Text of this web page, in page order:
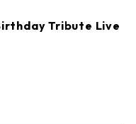
Tribute Live